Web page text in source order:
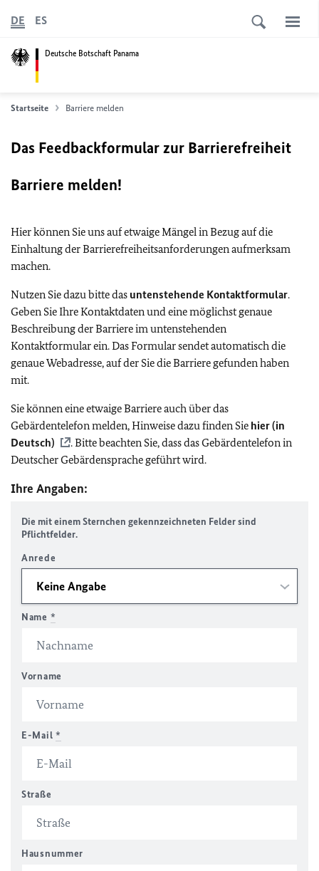
Deutsche Botschaft Panama
DE ES
Startseite Barriere melden
Das Feedbackformular zur Barrierefreiheit
Barriere melden!
Hier können Sie uns auf etwaige Mängel in Bezug auf die
Einhaltung der Barrierefreiheitsanforderungen aufmerksam
machen.
Nutzen Sie dazu bitte das untenstehende Kontaktformular.
Geben Sie Ihre Kontaktdaten und eine möglichst genaue
Beschreibung der Barriere im untenstehenden
Kontaktformular ein. Das Formular sendet automatisch die
genaue Webadresse, auf der Sie die Barriere gefunden haben
mit.
Sie können eine etwaige Barriere auch über das
Gebärdentelefon melden, Hinweise dazu finden Sie hier (in
Deutsch)
. Bitte beachten Sie, dass das Gebärdentelefon in
Deutscher Gebärdensprache geführt wird.
Ihre Angaben:
Die mit einem Sternchen gekennzeichneten Felder sind
Pflichtfelder.
Anrede
Name *
Vorname
E-Mail *
Straße
Hausnummer